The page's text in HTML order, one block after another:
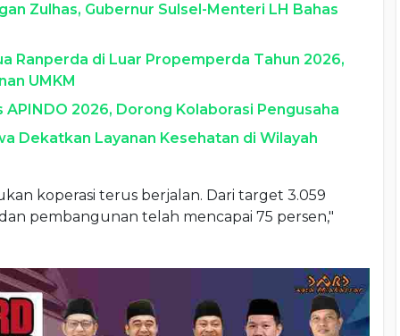
Zulhas, Gubernur Sulsel-Menteri LH Bahas
Ranperda di Luar Propemperda Tahun 2026,
UMKM
2026, Dorong Kolaborasi Pengusaha
Dekatkan Layanan Kesehatan di Wilayah
koperasi terus berjalan. Dari target 3.059
pembangunan telah mencapai 75 persen,"